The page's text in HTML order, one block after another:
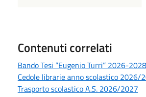
Contenuti correlati
Bando Tesi “Eugenio Turri” 2026-2028
Cedole librarie anno scolastico 2026/
Trasporto scolastico A.S. 2026/2027